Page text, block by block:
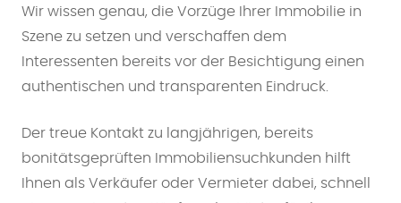
Wir wissen genau, die Vorzüge Ihrer Immobilie in
Szene zu setzen und verschaffen dem
Interessenten bereits vor der Besichtigung einen
authentischen und transparenten Eindruck.
Der treue Kontakt zu langjährigen, bereits
bonitätsgeprüften Immobiliensuchkunden hilft
Ihnen als Verkäufer oder Vermieter dabei, schnell